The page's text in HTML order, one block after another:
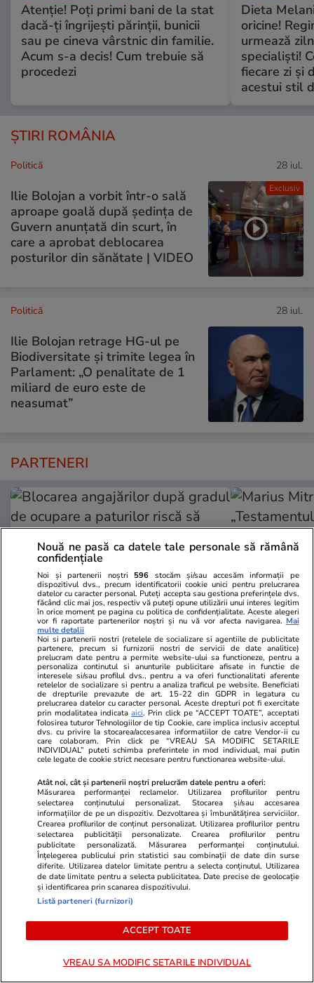
Atenție! Poți primi bani de la stat
dacă-ți îngrijești părinții, bunicii
sau pe cineva vârstnic din familie.
Acum s-a decis! Cum trebuie să
procedezi
Dieta
oricine!
urmează
specialiști!
fiecare zi și
acestui stil
ȘTIRI ROMÂNIA
Exclusiv
Politică 28 iul.
Ilie Bolojan a vorbit într-o sală
aproape goală după ședința de
Guvern anunțată din scurt, în
care a aprobat deblocarea
posturilor din sănătate | VIDEO
Politică 28 iul.
Ilie Bolojan retrage HG-ul pe
Biodiversitate și trimite legea în
Parlament: „O penalitate de 1
miliard de euro este de
neasumat”
PARTENERI
Adevarul.ro
Blocarea angajărilor după gradul
de ocupare a paturilor riscă să
lovească marile spitale.
Avertismentul reprezentanților
pacienților
Fanatik.ro
Marius
în ziua în
împlinit 81
PARTENERI
Unica.ro
Nouă ne pasă ca datele tale personale să rămână
confidențiale
Noi și partenerii noștri 596 stocăm și/sau accesăm informații pe
dispozitivul dvs., precum identificatorii cookie unici pentru prelucrarea
datelor cu caracter personal. Puteți accepta sau gestiona preferințele dvs.
făcând clic mai jos, respectiv vă puteți opune utilizării unui interes legitim
în orice moment pe pagina cu politica de confidențialitate. Aceste alegeri
vor fi raportate partenerilor noștri și nu vă vor afecta navigarea. Mai
multe detalii
Noi si partenerii nostri (retelele de socializare si agentiile de publicitate
partenere, precum si furnizorii nostri de servicii de date analitice)
prelucram date pentru a permite website-ului sa functioneze, pentru a
personaliza continutul si anunturile publicitare afisate in functie de
interesele si/sau profilul dvs., pentru a va oferi functionalitati aferente
retelelor de socializare si pentru a analiza traficul pe website. Beneficiati
de drepturile prevazute de art. 15-22 din GDPR in legatura cu
prelucrarea datelor cu caracter personal. Aceste drepturi pot fi exercitate
prin modalitatea indicataaici. Prin click pe “ACCEPT TOATE”, acceptati
folosirea tuturor Tehnologiilor de tip Cookie, care implica inclusiv acceptul
dvs. cu privire la stocarea/accesarea informatiilor de catre Vendor-ii cu
care colaboram. Prin click pe “VREAU SA MODIFIC SETARILE
INDIVIDUAL” puteti schimba preferintele in mod individual, mai putin
cele legate de cookie strict necesare pentru functionarea website-ului.
Atât noi, cât și partenerii noștri prelucrăm datele pentru a oferi:
Măsurarea performanței reclamelor. Utilizarea profilurilor pentru
selectarea conținutului personalizat. Stocarea și/sau accesarea
informațiilor de pe un dispozitiv. Dezvoltarea și îmbunătățirea serviciilor.
Crearea profilurilor de conținut personalizat. Utilizarea profilurilor pentru
selectarea publicității personalizate. Crearea profilurilor pentru
publicitate personalizată. Măsurarea performanței conținutului.
Înțelegerea publicului prin statistici sau combinații de date din surse
diferite. Utilizarea datelor limitate pentru a selecta conținutul. Utilizarea
de date limitate pentru a selecta publicitatea. Date precise de geolocație
și identificarea prin scanarea dispozitivului.
Listă parteneri (furnizori)
ACCEPT TOATE
VREAU SA MODIFIC SETARILE INDIVIDUAL